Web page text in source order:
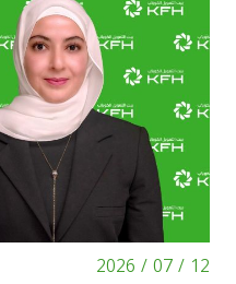
12 / 07 / 2026